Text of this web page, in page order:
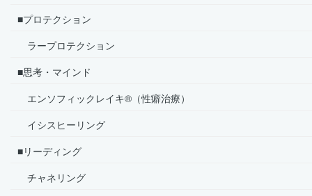
■プロテクション
ラープロテクション
■思考・マインド
エンソフィックレイキ®（性癖治療）
イシスヒーリング
■リーディング
チャネリング